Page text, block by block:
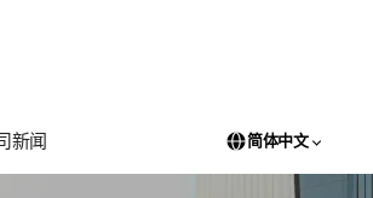
新闻 简体中文